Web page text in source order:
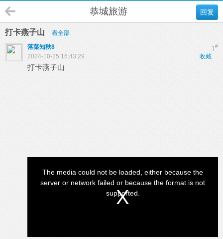
回复
恭城旅游
打卡燕子山 看全部
1#
落葉知秋8
收藏
2024-10-25 16:43:29
打卡燕子山